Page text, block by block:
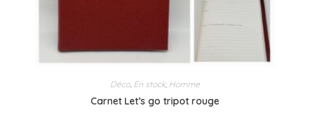
Déco, En stock, Homme
Carnet Let’s go tripot rouge